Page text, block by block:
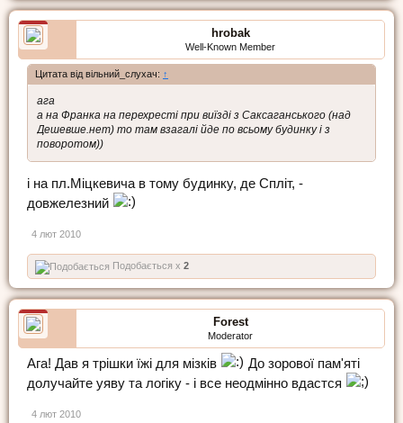
hrobak
Well-Known Member
Цитата від вільний_слухач: ↑
ага
а на Франка на перехресті при виїзді з Саксаганського (над
Дешевше.нет) то там взагалі йде по всьому будинку і з
поворотом))
і на пл.Міцкевича в тому будинку, де Спліт, -
довжелезний
4 лют 2010
Подобається x 2
Forest
Moderator
Ага! Дав я трішки їжі для мізків
До зорової пам'яті
долучайте уяву та логіку - і все неодмінно вдастся
4 лют 2010